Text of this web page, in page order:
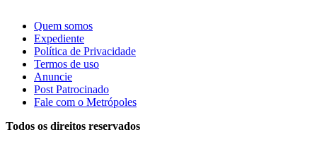
Quem somos
Expediente
Política de Privacidade
Termos de uso
Anuncie
Post Patrocinado
Fale com o Metrópoles
Todos os direitos reservados